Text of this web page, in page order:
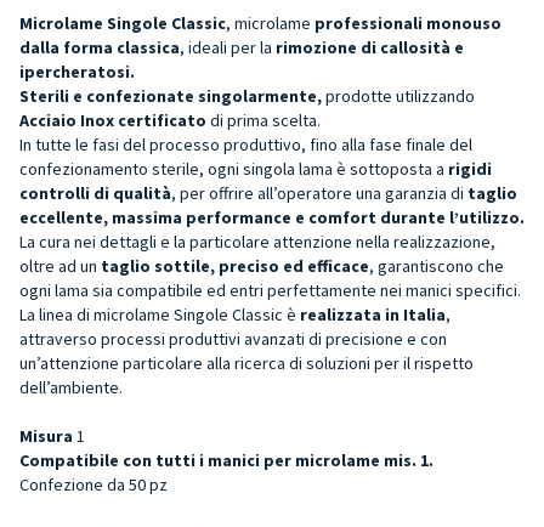
Microlame Singole Classic, microlame professionali monouso
dalla forma classica, ideali per la rimozione di callosità e
ipercheratosi.
Sterili e confezionate singolarmente,prodotte utilizzando
Acciaio Inox certificato di prima scelta.
In tutte le fasi del processo produttivo, fino alla fase finale del
confezionamento sterile, ogni singola lama è sottoposta a rigidi
controlli di qualità, per offrire all’operatore una garanzia di taglio
eccellente, massima performance e comfort durante l’utilizzo.
La cura nei dettagli e la particolare attenzione nella realizzazione,
oltre ad un taglio sottile, preciso ed efficace, garantiscono che
ogni lama sia compatibile ed entri perfettamente nei manici specifici.
La linea di microlame Singole Classic è realizzata in Italia,
attraverso processi produttivi avanzati di precisione e con
un’attenzione particolare alla ricerca di soluzioni per il rispetto
dell’ambiente.
Misura 1
Compatibile con tutti i manici per microlame mis. 1.
Confezione da 50 pz